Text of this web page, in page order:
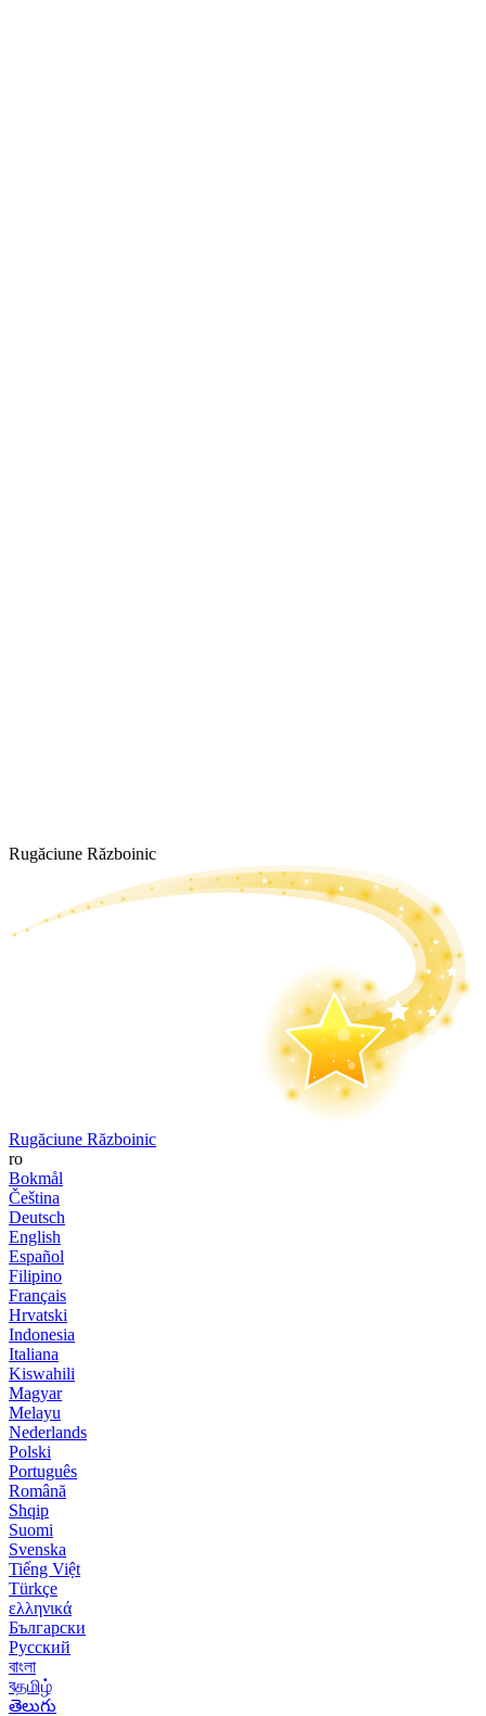
Rugăciune Războinic
Rugăciune Războinic
ro
Bokmål
Čeština
Deutsch
English
Español
Filipino
Français
Hrvatski
Indonesia
Italiana
Kiswahili
Magyar
Melayu
Nederlands
Polski
Português
Română
Shqip
Suomi
Svenska
Tiếng Việt
Türkçe
ελληνικά
Български
Русский
বাংলা
বதமிழ்
తెలుగు